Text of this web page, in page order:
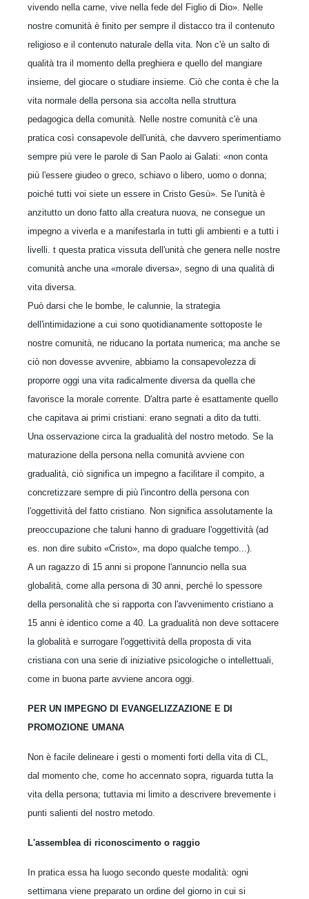
vivendo nella carne, vive nella fede del Figlio di Dio». Nelle
nostre comunità è finito per sempre il distacco tra il contenuto
religioso e il contenuto naturale della vita. Non c'è un salto di
qualità tra il momento della preghiera e quello del mangiare
insieme, del giocare o studiare insieme. Ciò che conta è che la
vita normale della persona sia accolta nella struttura
pedagogica della comunità. Nelle nostre comunità c'è una
pratica così consapevole dell'unità, che davvero sperimentiamo
sempre più vere le parole di San Paolo ai Galati: «non conta
più l'essere giudeo o greco, schiavo o libero, uomo o donna;
poiché tutti voi siete un essere in Cristo Gesù». Se l'unità è
anzitutto un dono fatto alla creatura nuova, ne consegue un
impegno a viverla e a manifestarla in tutti gli ambienti e a tutti i
livelli. t questa pratica vissuta dell'unità che genera nelle nostre
comunità anche una «morale diversa», segno di una qualità di
vita diversa.
Può darsi che le bombe, le calunnie, la strategia
dell'intimidazione a cui sono quotidianamente sottoposte le
nostre comunità, ne riducano la portata numerica; ma anche se
ciò non dovesse avvenire, abbiamo la consapevolezza di
proporre oggi una vita radicalmente diversa da quella che
favorisce la morale corrente. D'altra parte è esattamente quello
che capitava ai primi cristiani: erano segnati a dito da tutti.
Una osservazione circa la gradualità del nostro metodo. Se la
maturazione della persona nella comunità avviene con
gradualità, ciò significa un impegno a facilitare il compito, a
concretizzare sempre di più l'incontro della persona con
l'oggettività del fatto cristiano. Non significa assolutamente la
preoccupazione che taluni hanno di graduare l'oggettività (ad
es. non dire subito «Cristo», ma dopo qualche tempo...).
A un ragazzo di 15 anni si propone l'annuncio nella sua
globalità, come alla persona di 30 anni, perché lo spessore
della personalità che si rapporta con l'avvenimento cristiano a
15 anni è identico come a 40. La gradualità non deve sottacere
la globalità e surrogare l'oggettività della proposta di vita
cristiana con una serie di iniziative psicologiche o intellettuali,
come in buona parte avviene ancora oggi.
PER UN IMPEGNO DI EVANGELIZZAZIONE E DI
PROMOZIONE UMANA
Non è facile delineare i gesti o momenti forti della vita di CL,
dal momento che, come ho accennato sopra, riguarda tutta la
vita della persona; tuttavia mi limito a descrivere brevemente i
punti salienti del nostro metodo.
L'assemblea di riconoscimento o raggio
In pratica essa ha luogo secondo queste modalità: ogni
settimana viene preparato un ordine del giorno in cui si